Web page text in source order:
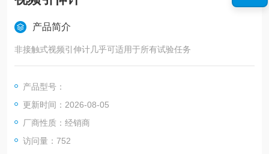
产品简介
非接触式视频引伸计几乎可适用于所有试验任务
产品型号：
更新时间：2026-08-05
厂商性质：经销商
访问量：752